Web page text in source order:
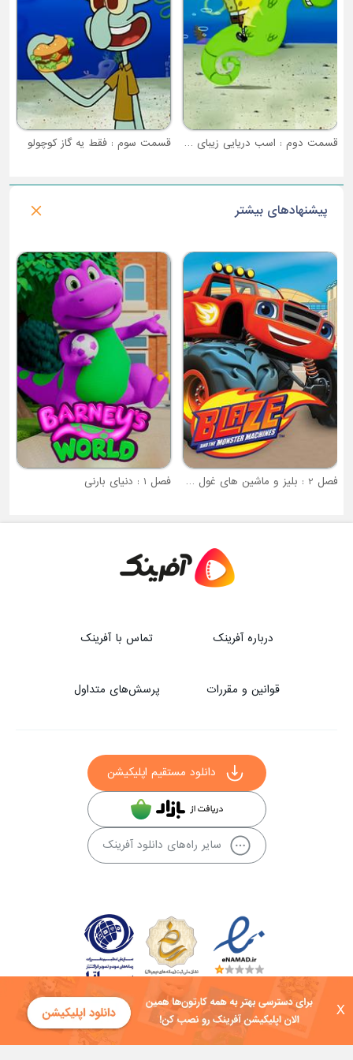
X
قسمت دوم : اسب دریایی زیبای من قسمت سوم : فقط یه گاز کوچولو
پیشنهادهای بیشتر
فصل 2 : بلیز و ماشین های غول پیکر فصل 1 : دنیای بارنی
درباره آفرینک تماس با آفرینک
قوانین و مقررات پرسش‌های متداول
دانلود مستقیم اپلیکیشن
سایر راه‌های دانلود آفرینک
کلیه حقوق این سایت به شرکت توسعه فناوی هفت آسمان توکان تعلق دارد و